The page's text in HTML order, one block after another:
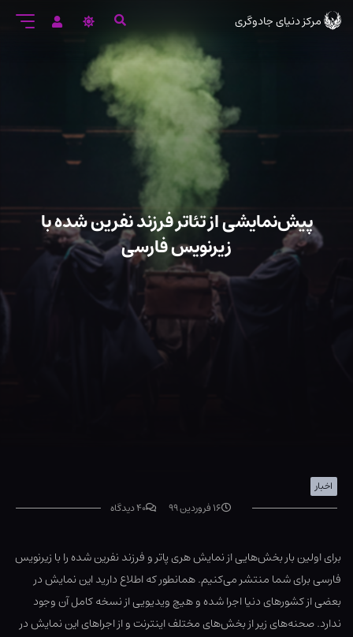
ورود
مرکز دنیای جادوگری
پیش‌نمایشی از تئاتر فرزند نفرین شده با
زیرنویس فارسی
اخبار
۱۶ فروردین ۹۹
۴۰ دیدگاه
برای اولین بار بخش‌هایی از نمایش هری پاتر و فرزند نفرین شده را با زیرنویس
فارسی برای شما منتشر می‌کنیم. همانطور که اطلاع دارید این نمایش در
بعضی از کشورهای دنیا اجرا شده و هیچ ویدیویی از نسخه کامل آن وجود
ندارد. صحنه‌های زیر از بخش‌های مختلف اینترنت و از اجراهای این نمایش در